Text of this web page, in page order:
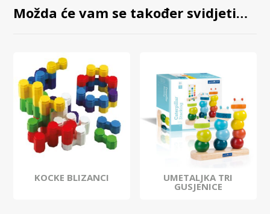
Možda će vam se također svidjeti…
KOCKE BLIZANCI UMETALJKA TRI
GUSJENICE